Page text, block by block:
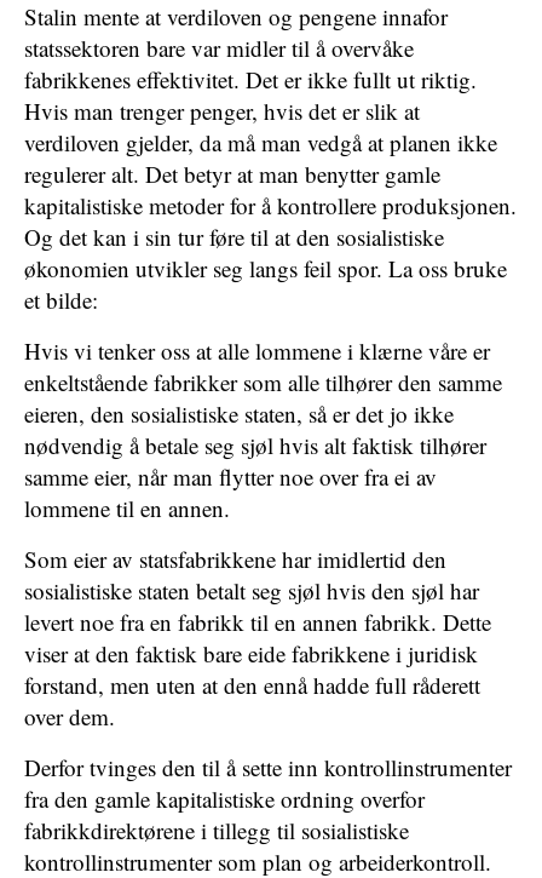
Stalin mente at verdiloven og pengene innafor
statssektoren bare var midler til å overvåke
fabrikkenes effektivitet. Det er ikke fullt ut riktig.
Hvis man trenger penger, hvis det er slik at
verdiloven gjelder, da må man vedgå at planen ikke
regulerer alt. Det betyr at man benytter gamle
kapitalistiske metoder for å kontrollere produksjonen.
Og det kan i sin tur føre til at den sosialistiske
økonomien utvikler seg langs feil spor. La oss bruke
et bilde:
Hvis vi tenker oss at alle lommene i klærne våre er
enkeltstående fabrikker som alle tilhører den samme
eieren, den sosialistiske staten, så er det jo ikke
nødvendig å betale seg sjøl hvis alt faktisk tilhører
samme eier, når man flytter noe over fra ei av
lommene til en annen.
Som eier av statsfabrikkene har imidlertid den
sosialistiske staten betalt seg sjøl hvis den sjøl har
levert noe fra en fabrikk til en annen fabrikk. Dette
viser at den faktisk bare eide fabrikkene i juridisk
forstand, men uten at den ennå hadde full råderett
over dem.
Derfor tvinges den til å sette inn kontrollinstrumenter
fra den gamle kapitalistiske ordning overfor
fabrikkdirektørene i tillegg til sosialistiske
kontrollinstrumenter som plan og arbeiderkontroll.